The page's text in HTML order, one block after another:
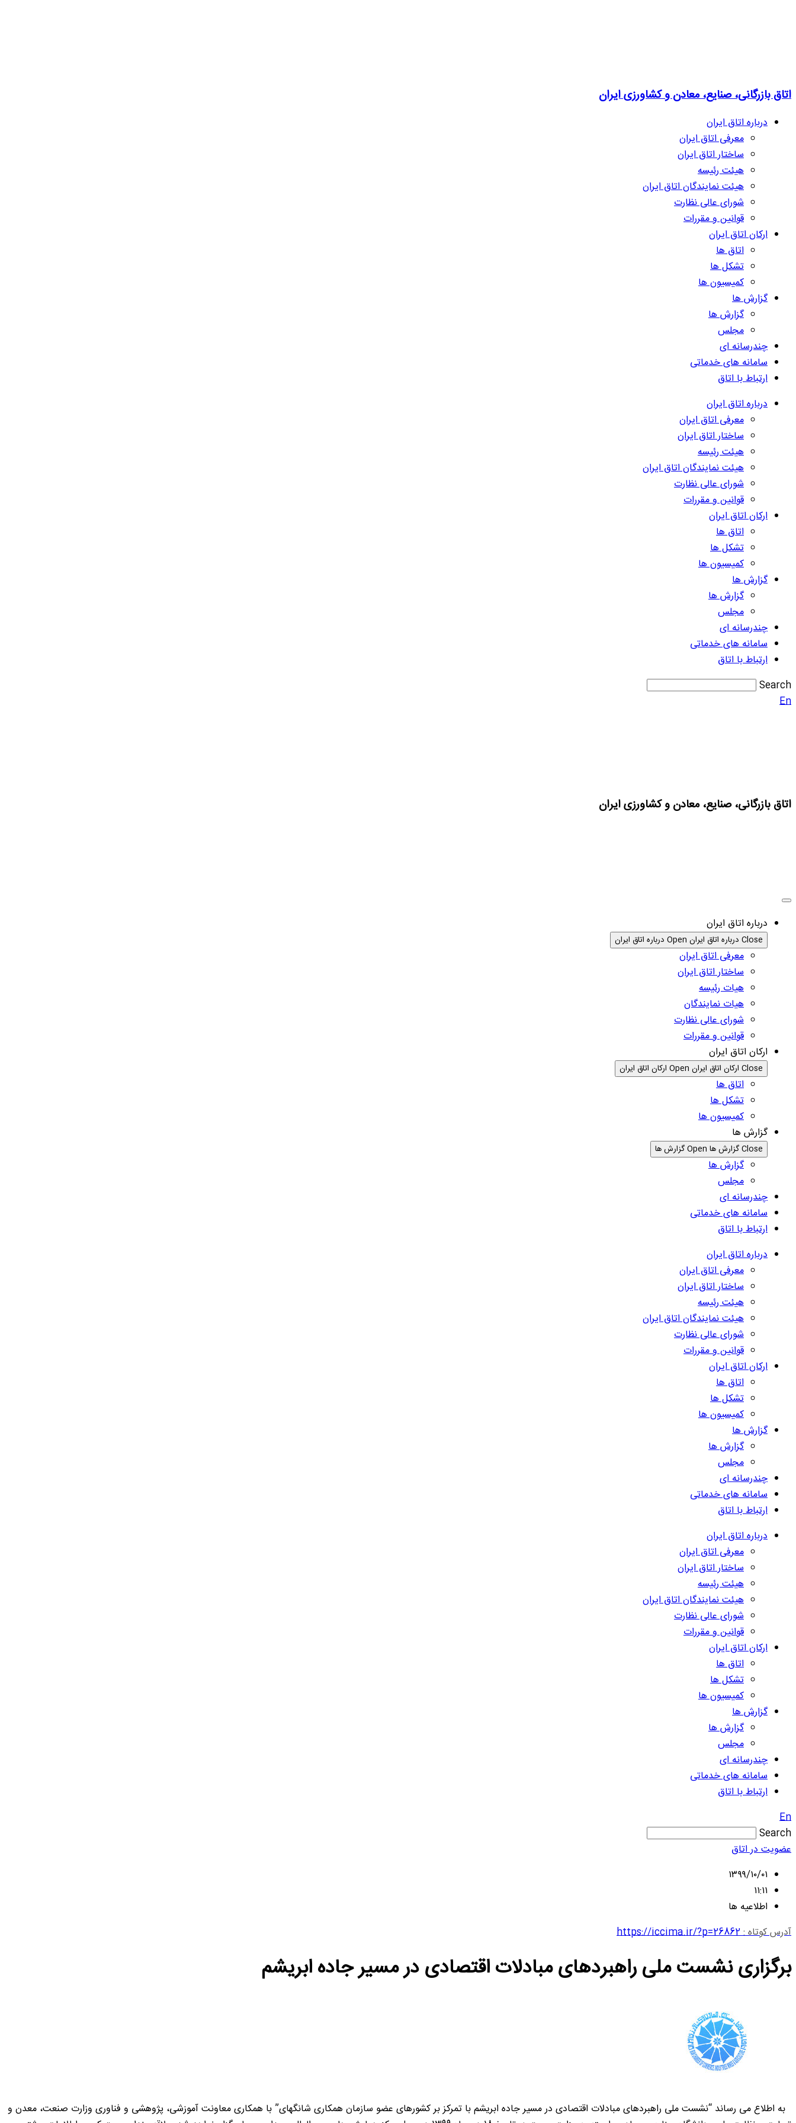
اتاق بازرگانی، صنایع، معادن و کشاورزی ایران
درباره اتاق ایران
معرفی اتاق ایران
ساختار اتاق ایران
هیئت رئیسه
هیئت نمایندگان اتاق ایران
شورای عالی نظارت
قوانین و مقررات
ارکان اتاق ایران
اتاق ها
تشکل ها
کمیسیون ها
گزارش ها
گزارش ها
مجلس
چندرسانه ای
سامانه های خدماتی
ارتباط با اتاق
درباره اتاق ایران
معرفی اتاق ایران
ساختار اتاق ایران
هیئت رئیسه
هیئت نمایندگان اتاق ایران
شورای عالی نظارت
قوانین و مقررات
ارکان اتاق ایران
اتاق ها
تشکل ها
کمیسیون ها
گزارش ها
گزارش ها
مجلس
چندرسانه ای
سامانه های خدماتی
ارتباط با اتاق
Search
En
اتاق بازرگانی، صنایع، معادن و کشاورزی ایران
درباره اتاق ایران
Close درباره اتاق ایران Open درباره اتاق ایران
معرفی اتاق ایران
ساختار اتاق ایران
هیات رئیسه
هیات نمایندگان
شورای عالی نظارت
قوانین و مقررات
ارکان اتاق ایران
Close ارکان اتاق ایران Open ارکان اتاق ایران
اتاق ها
تشکل ها
کمیسیون ها
گزارش ها
Close گزارش ها Open گزارش ها
گزارش ها
مجلس
چندرسانه ای
سامانه های خدماتی
ارتباط با اتاق
درباره اتاق ایران
معرفی اتاق ایران
ساختار اتاق ایران
هیئت رئیسه
هیئت نمایندگان اتاق ایران
شورای عالی نظارت
قوانین و مقررات
ارکان اتاق ایران
اتاق ها
تشکل ها
کمیسیون ها
گزارش ها
گزارش ها
مجلس
چندرسانه ای
سامانه های خدماتی
ارتباط با اتاق
درباره اتاق ایران
معرفی اتاق ایران
ساختار اتاق ایران
هیئت رئیسه
هیئت نمایندگان اتاق ایران
شورای عالی نظارت
قوانین و مقررات
ارکان اتاق ایران
اتاق ها
تشکل ها
کمیسیون ها
گزارش ها
گزارش ها
مجلس
چندرسانه ای
سامانه های خدماتی
ارتباط با اتاق
En
Search
عضویت در اتاق
۱۳۹۹/۱۰/۰۱
۱۱:۱۱
اطلاعیه ها
آدرس کوتاه :https://iccima.ir/?p=26862
برگزاری نشست ملی راهبردهای مبادلات اقتصادی در مسیر جاده ابریشم
به اطلاع می رساند “نشست ملی راهبردهای مبادلات اقتصادی در مسیر جاده ابریشم با تمرکز بر کشورهای عضو سازمان همکاری شانگهای” با همکاری معاونت آموزشی، پژوهشی و فناوری وزارت صنعت، معدن و